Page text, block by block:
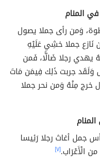
المنام
وَمن رأى جملا يصول
جملا خشِي عَلَيْهِ
يهدي رجلا ضَالًّا، فَمن
وَلَقَد جربت ذَلِك فِيمَن مَاتَ
خرج مِنْهُ وَمن نحر جملا
جمل أغاث رجلا رَئِيسا
الْأَعْرَاب.[٧]